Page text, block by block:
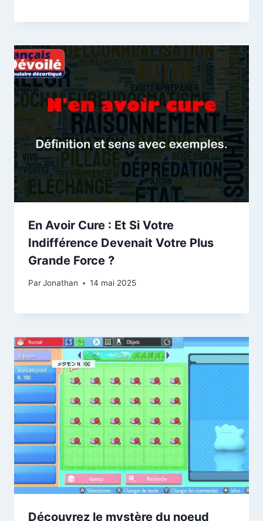
En Avoir Cure : Et Si Votre
Indifférence Devenait Votre Plus
Grande Force ?
ParJonathan 14 mai 2025
Découvrez le mystère du noeud